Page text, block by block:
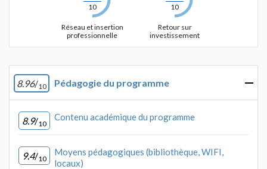
10
Réseau et insertion
professionnelle
10
Retour sur
investissement
8.96/10 Pédagogie du programme
8.9/10
Contenu académique du programme
9.4/10
Moyens pédagogiques (bibliothèque, WIFI,
locaux)